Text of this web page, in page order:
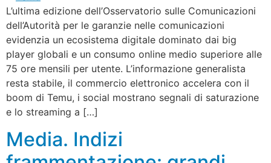
L’ultima edizione dell’Osservatorio sulle Comunicazioni
dell’Autorità per le garanzie nelle comunicazioni
evidenzia un ecosistema digitale dominato dai big
player globali e un consumo online medio superiore alle
75 ore mensili per utente. L’informazione generalista
resta stabile, il commercio elettronico accelera con il
boom di Temu, i social mostrano segnali di saturazione
e lo streaming a […]
Media. Indizi